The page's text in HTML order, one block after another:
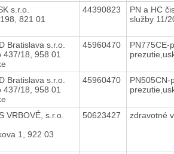
s.r.o.
821 01
44390823
PN a HC
služby 11/
Bratislava s.r.o.
437/18, 958 01
45960470
PN775CE-
Bratislava s.r.o.
437/18, 958 01
45960470
PN505CN-
VRBOVÉ, s.r.o.
1, 922 03
50623427 zdravotné